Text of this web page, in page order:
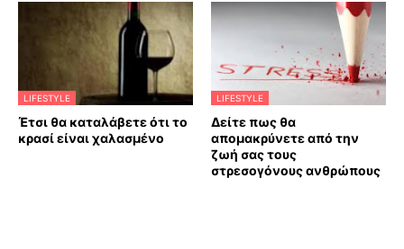
LIFESTYLE
Έτσι θα καταλάβετε ότι το
κρασί είναι χαλασμένο
LIFESTYLE
Δείτε πως θα
απομακρύνετε από την
ζωή σας τους
στρεσογόνους ανθρώπους